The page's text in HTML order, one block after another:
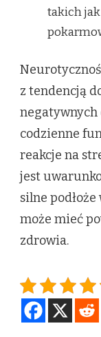
takich jak
z tendencją
negatywnych
codzienne
reakcje na
jest
silne
może mieć
zdrowia.